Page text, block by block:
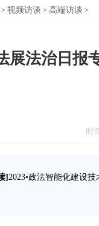
> 视频访谈 > 高端访谈 >
展法治日报
时
] 2023•政法智能化建设